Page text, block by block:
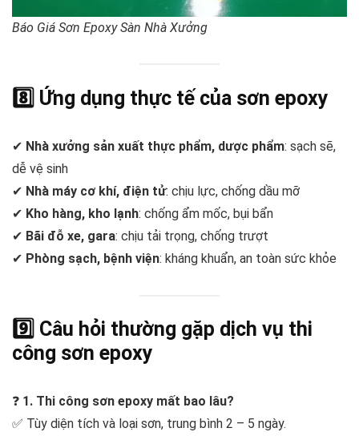
Báo Giá Sơn Epoxy Sàn Nhà Xưởng
8️⃣ Ứng dụng thực tế của sơn epoxy
✔ Nhà xưởng sản xuất thực phẩm, dược phẩm: sạch sẽ,
dễ vệ sinh
✔ Nhà máy cơ khí, điện tử: chịu lực, chống dầu mỡ
✔ Kho hàng, kho lạnh: chống ẩm mốc, bụi bẩn
✔ Bãi đỗ xe, gara: chịu tải trọng, chống trượt
✔ Phòng sạch, bệnh viện: kháng khuẩn, an toàn sức khỏe
9️⃣ Câu hỏi thường gặp dịch vụ thi
công sơn epoxy
❓ 1. Thi công sơn epoxy mất bao lâu?
✅ Tùy diện tích và loại sơn, trung bình 2 – 5 ngày.